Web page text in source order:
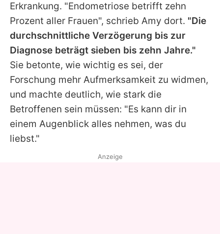
Impressum
Datenschutzerklärung
Nutzungsbedingungen
Utiq verwalten
Erkrankung. "Endometriose betrifft zehn
Prozent aller Frauen", schrieb Amy dort. "Die
durchschnittliche Verzögerung bis zur
Diagnose beträgt sieben bis zehn Jahre."
Sie betonte, wie wichtig es sei, der
Forschung mehr Aufmerksamkeit zu widmen,
und machte deutlich, wie stark die
Betroffenen sein müssen: "Es kann dir in
einem Augenblick alles nehmen, was du
liebst."
Anzeige